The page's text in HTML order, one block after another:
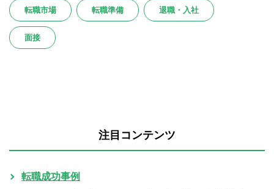
転職市場 転職準備 退職・入社
面接
注目コンテンツ
転職成功事例